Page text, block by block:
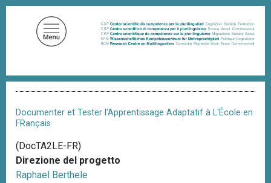
i
c
l
e
d
Documenter et Tester l’Apprentissage Adaptatif à L'École en
FRançais
(DocTA2LE-FR)
Direzione del progetto
Raphael Berthele